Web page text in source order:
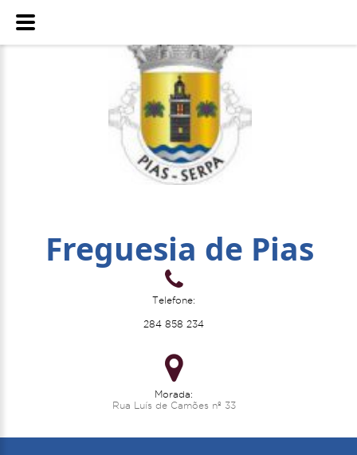
Freguesia de Pias
Telefone:
284 858 234
Morada:
Rua Luís de Camões nº 33